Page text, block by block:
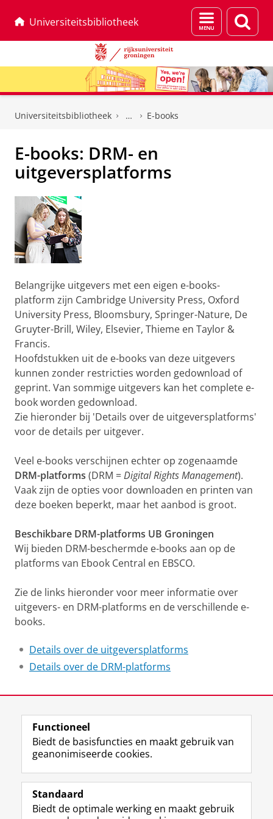
Universiteitsbibliotheek
Menu
en
Universiteitsbibliotheek E-books
E-books: DRM- en
uitgeversplatforms
Belangrijke uitgevers met een eigen e-books-
platform zijn Cambridge University Press, Oxford
University Press, Bloomsbury, Springer-Nature, De
Gruyter-Brill, Wiley, Elsevier, Thieme en Taylor &
Francis.
Hoofdstukken uit de e-books van deze uitgevers
kunnen zonder restricties worden gedownload of
geprint. Van sommige uitgevers kan het complete e-
book worden gedownload.
Zie hieronder bij 'Details over de uitgeversplatforms'
voor de details per uitgever.
Veel e-books verschijnen echter op zogenaamde
DRM-platforms (DRM =Digital Rights Management).
Vaak zijn de opties voor downloaden en printen van
deze boeken beperkt, maar het aanbod is groot.
Beschikbare DRM-platforms UB Groningen
Wij bieden DRM-beschermde e-books aan op de
platforms van Ebook Central en EBSCO.
Zie de links hieronder voor meer informatie over
uitgevers- en DRM-platforms en de verschillende e-
books.
Details over de uitgeversplatforms
Details over de DRM-platforms
View this page in:English
Volg ons op
M
a
t
I
n
t
De UB voor medewerkers
Functioneel
Biedt de basisfuncties en maakt gebruik van
geanonimiseerde cookies.
Standaard
Biedt de optimale werking en maakt gebruik